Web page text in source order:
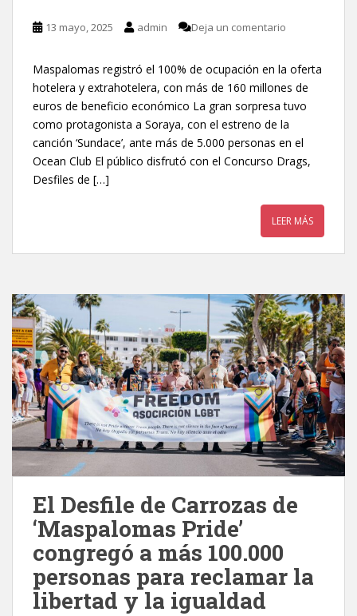
13 mayo, 2025 admin Deja un comentario
Maspalomas registró el 100% de ocupación en la oferta
hotelera y extrahotelera, con más de 160 millones de
euros de beneficio económico La gran sorpresa tuvo
como protagonista a Soraya, con el estreno de la
canción ‘Sundace’, ante más de 5.000 personas en el
Ocean Club El público disfrutó con el Concurso Drags,
Desfiles de […]
LEER MÁS
El Desfile de Carrozas de
‘Maspalomas Pride’
congregó a más 100.000
personas para reclamar la
libertad y la igualdad